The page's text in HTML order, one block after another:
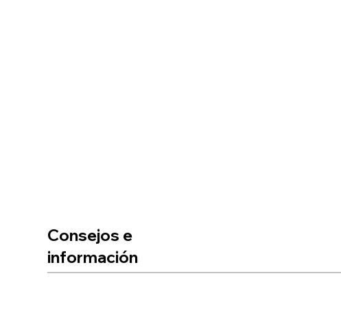
Consejos e
información